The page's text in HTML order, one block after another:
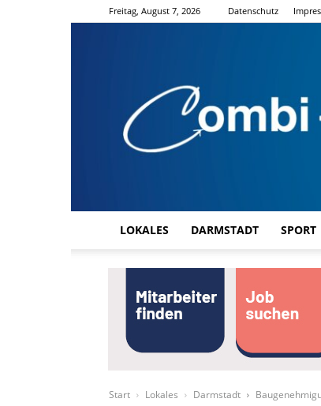
Freitag, August 7, 2026 Datenschutz
LOKALES DARMSTADT SPORT
Start Lokales Darmstadt